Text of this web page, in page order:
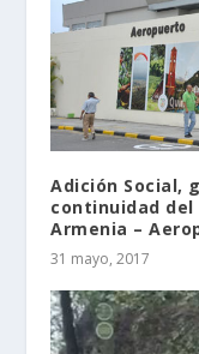
Adición Social,
continuidad
Armenia –
31 mayo, 2017